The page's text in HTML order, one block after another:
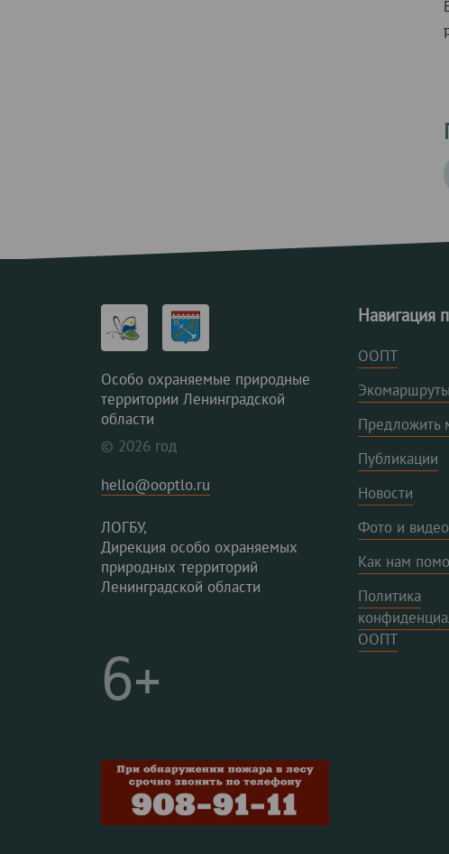
Особо охраняемые природные
территории Ленинградской
области
© 2026 год
hello@ooptlo.ru
ЛОГБУ,
Дирекция особо охраняемых
природных территорий
Ленинградской области
6+
Навигация
ООПТ
Экомаршруты
Предложить
Публикации
Новости
Фото и видео
Как нам
Политика
ООПТ